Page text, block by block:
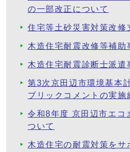
の一部改正について
住宅等土砂災害対策改修
木造住宅耐震改修等補助
木造住宅耐震診断士派遣
第3次京田辺市環境基本
ブリックコメントの実施
令和8年度 京田辺市エコ
ついて
木造住宅の耐震対策をサ